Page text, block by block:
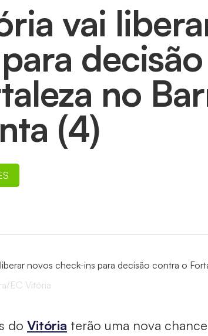
vai
no
(4)
EC Vitória
do Vitória terão uma nova